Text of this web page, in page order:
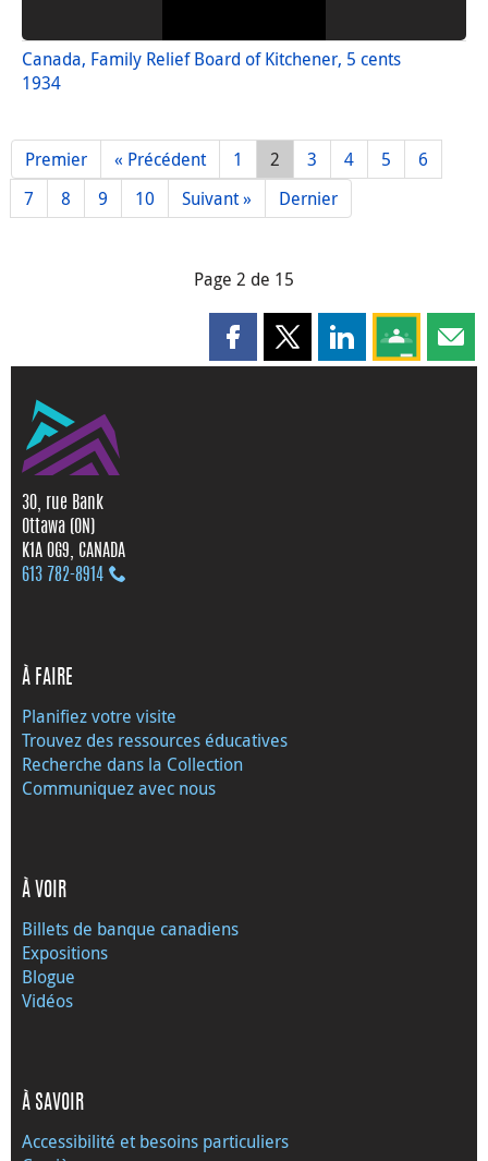
Canada, Family Relief Board of Kitchener, 5 cents
1934
Premier « Précédent 1 2 3 4 5
6
7
8 9 10 Suivant » Dernier
Page 2 de 15
Partager cette page sur
Partager cette page sur X
Partager cette
Partagez
30, rue Bank
Ottawa (ON)
K1A 0G9, CANADA
613 782‑8914
À FAIRE
Planifiez votre visite
Trouvez des ressources éducatives
Recherche dans la Collection
Communiquez avec nous
À VOIR
Billets de banque canadiens
Expositions
Blogue
Vidéos
À SAVOIR
Accessibilité et besoins particuliers